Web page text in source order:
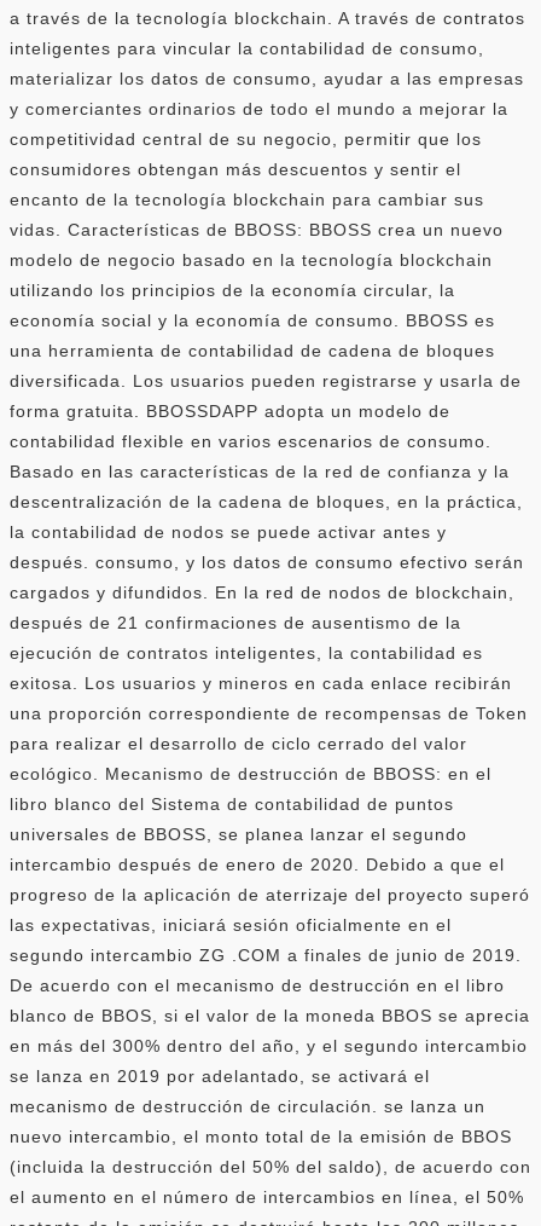
a través de la tecnología blockchain. A través de contratos
inteligentes para vincular la contabilidad de consumo,
materializar los datos de consumo, ayudar a las empresas
y comerciantes ordinarios de todo el mundo a mejorar la
competitividad central de su negocio, permitir que los
consumidores obtengan más descuentos y sentir el
encanto de la tecnología blockchain para cambiar sus
vidas. Características de BBOSS: BBOSS crea un nuevo
modelo de negocio basado en la tecnología blockchain
utilizando los principios de la economía circular, la
economía social y la economía de consumo. BBOSS es
una herramienta de contabilidad de cadena de bloques
diversificada. Los usuarios pueden registrarse y usarla de
forma gratuita. BBOSSDAPP adopta un modelo de
contabilidad flexible en varios escenarios de consumo.
Basado en las características de la red de confianza y la
descentralización de la cadena de bloques, en la práctica,
la contabilidad de nodos se puede activar antes y
después. consumo, y los datos de consumo efectivo serán
cargados y difundidos. En la red de nodos de blockchain,
después de 21 confirmaciones de ausentismo de la
ejecución de contratos inteligentes, la contabilidad es
exitosa. Los usuarios y mineros en cada enlace recibirán
una proporción correspondiente de recompensas de Token
para realizar el desarrollo de ciclo cerrado del valor
ecológico. Mecanismo de destrucción de BBOSS: en el
libro blanco del Sistema de contabilidad de puntos
universales de BBOSS, se planea lanzar el segundo
intercambio después de enero de 2020. Debido a que el
progreso de la aplicación de aterrizaje del proyecto superó
las expectativas, iniciará sesión oficialmente en el
segundo intercambio ZG .COM a finales de junio de 2019.
De acuerdo con el mecanismo de destrucción en el libro
blanco de BBOS, si el valor de la moneda BBOS se aprecia
en más del 300% dentro del año, y el segundo intercambio
se lanza en 2019 por adelantado, se activará el
mecanismo de destrucción de circulación. se lanza un
nuevo intercambio, el monto total de la emisión de BBOS
(incluida la destrucción del 50% del saldo), de acuerdo con
el aumento en el número de intercambios en línea, el 50%